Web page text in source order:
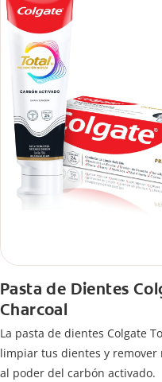
Pasta de Dientes
Charcoal
La pasta de dientes Colgate
limpiar tus dientes y remover
al poder del carbón activado.